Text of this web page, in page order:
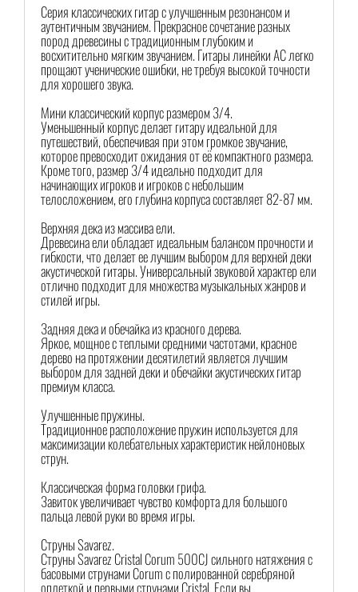
Серия классических гитар с улучшенным резонансом и
аутентичным звучанием. Прекрасное сочетание разных
пород древесины с традиционным глубоким и
восхитительно мягким звучанием. Гитары линейки AC легко
прощают ученические ошибки, не требуя высокой точности
для хорошего звука.
Мини классический корпус размером 3/4.
Уменьшенный корпус делает гитару идеальной для
путешествий, обеспечивая при этом громкое звучание,
которое превосходит ожидания от её компактного размера.
Кроме того, размер 3/4 идеально подходит для
начинающих игроков и игроков с небольшим
телосложением, его глубина корпуса составляет 82-87 мм.
Верхняя дека из массива ели.
Древесина ели обладает идеальным балансом прочности и
гибкости, что делает ее лучшим выбором для верхней деки
акустической гитары. Универсальный звуковой характер ели
отлично подходит для множества музыкальных жанров и
стилей игры.
Задняя дека и обечайка из красного дерева.
Яркое, мощное с теплыми средними частотами, красное
дерево на протяжении десятилетий является лучшим
выбором для задней деки и обечайки акустических гитар
премиум класса.
Улучшенные пружины.
Традиционное расположение пружин используется для
максимизации колебательных характеристик нейлоновых
струн.
Классическая форма головки грифа.
Завиток увеличивает чувство комфорта для большого
пальца левой руки во время игры.
Струны Savarez.
Струны Savarez Cristal Corum 500CJ сильного натяжения с
басовыми струнами Corum с полированной серебряной
оплеткой и первыми струнами Cristal. Если вы